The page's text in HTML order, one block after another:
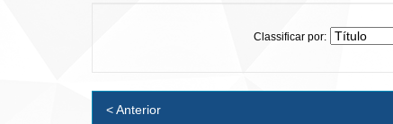
Classificar por:
< Anterior